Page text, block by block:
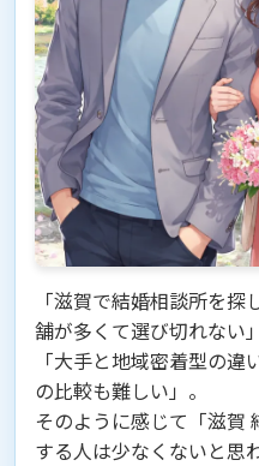
「滋賀で結婚相談所を
舗が多くて選び切れない」
「大手と地域密着型の
の比較も難しい」。
そのように感じて「滋賀
する人は少なくないと思